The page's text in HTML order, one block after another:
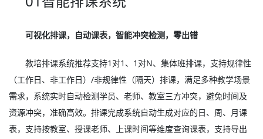
可视化排课，自动课表，智能冲突检测，零出错
教培排课系统推荐支持1对1、1对N、集体班排课，支持规律性
（工作日、非工作日）/非规律性（隔天）排课，满足多种教学场景
需求，系统实时自动检测学员、老师、教室三方冲突，避免时间及
资源冲突，准确高效。排课完成系统自动生成对应的日、周、月课
表，支持按教室、授课老师、上课时间等维度查询课表，支持导出